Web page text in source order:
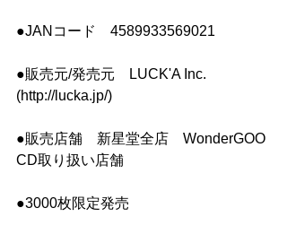
●JANコード　4589933569021
●販売元/発売元　LUCK'A Inc.
(http://lucka.jp/)
●販売店舗　新星堂全店　WonderGOO
CD取り扱い店舗
●3000枚限定発売